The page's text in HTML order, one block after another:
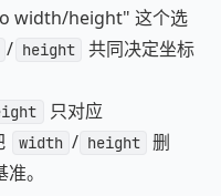
width/height" 这个选
/ height
共同决定坐标
只对应
width / height
删
。